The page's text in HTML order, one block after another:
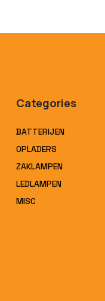
Categories
BATTERIJEN
OPLADERS
ZAKLAMPEN
LEDLAMPEN
MISC